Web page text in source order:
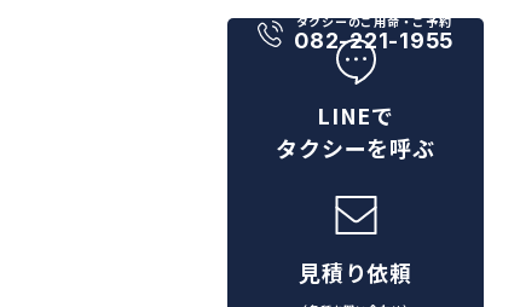
タクシーのご用命・ご予約
082-221-1955
LINEで
タクシーを呼ぶ
見積り依頼